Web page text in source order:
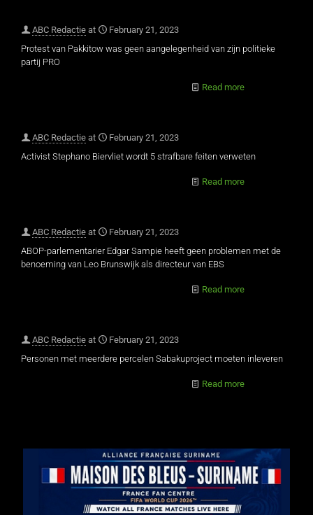
ABC Redactie at
February 21, 2023
Protest van Pakkitow was geen aangelegenheid van zijn politieke
partij PRO
Read more
ABC Redactie at
February 21, 2023
Activist Stephano Biervliet wordt 5 strafbare feiten verweten
Read more
ABC Redactie at
February 21, 2023
ABOP-parlementarier Edgar Sampie heeft geen problemen met de
benoeming van Leo Brunswijk als directeur van EBS
Read more
ABC Redactie at
February 21, 2023
Personen met meerdere percelen Sabakuproject moeten inleveren
Read more